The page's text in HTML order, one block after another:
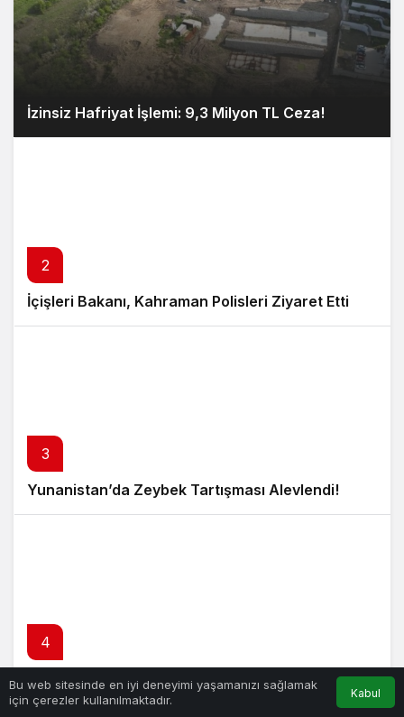
İzinsiz Hafriyat İşlemi: 9,3 Milyon TL Ceza!
2
İçişleri Bakanı, Kahraman Polisleri Ziyaret Etti
3
Yunanistan’da Zeybek Tartışması Alevlendi!
4
Çaykur Rizespor, Beşiktaş’ı Ağırlıyor!
Bu web sitesinde en iyi deneyimi yaşamanızı sağlamak
için çerezler kullanılmaktadır.
Kabul